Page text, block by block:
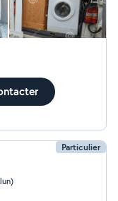
Particulier